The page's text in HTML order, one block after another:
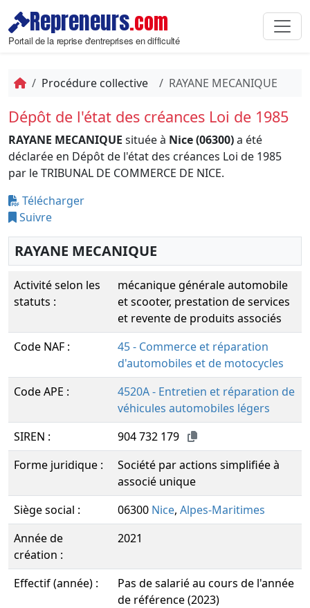
Repreneurs.com
Portail de la reprise d'entreprises en difficulté
Procédure collective RAYANE MECANIQUE
Dépôt de l'état des créances Loi de 1985
RAYANE MECANIQUE située à Nice (06300)a été
déclarée en Dépôt de l'état des créances Loi de 1985
par le TRIBUNAL DE COMMERCE DE NICE.
Télécharger
Suivre
RAYANE MECANIQUE
Activité selon les
statuts :
mécanique générale automobile
et scooter, prestation de services
et revente de produits associés
Code NAF :
45 - Commerce et réparation
d'automobiles et de motocycles
Code APE :
4520A - Entretien et réparation de
véhicules automobiles légers
SIREN :
904 732 179
Forme juridique :
Société par actions simplifiée à
associé unique
Siège social :
06300 Nice, Alpes-Maritimes
Année de
création :
2021
Effectif (année) :
Pas de salarié au cours de l'année
de référence (2023)